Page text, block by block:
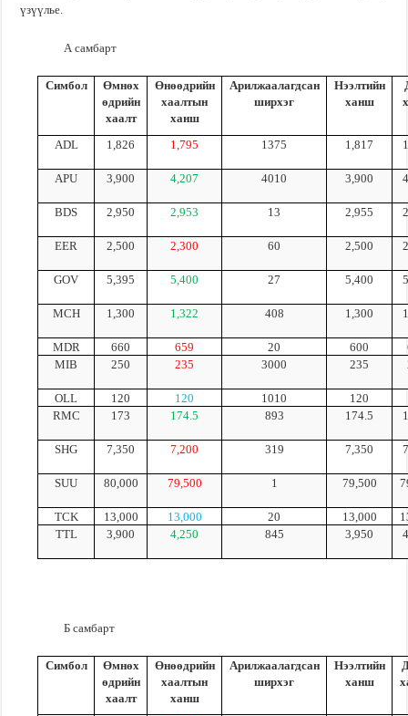
үзүүлье.
А самбарт
Симбол
Өмнөх
өдрийн
хаалт
Өнөөдрийн
хаалтын
ханш
Арилжаалагдсан
ширхэг
Нээлтийн
ханш
ADL 1 ,826 1,795 1375 1,817
APU 3,900 4,207 4010 3,900
BDS 2,950 2,953 13 2,955
EER 2,500 2,300 60 2,500
GOV 5 ,395 5,400 27 5,400
MCH 1,300 1,322 408 1,300
MDR 660 659 20 600
MIB
250 235 3000 235
OLL 120 120 1010 120
RMC
173 174.5 893 174.5
SHG 7,350 7,200 319 7,350
SUU 80,000 79,500 1 79,500
TCK 13,000 13,000 20 13,000
TTL
3,900 4,250 845 3,950
Б самбарт
Симбол
Өмнөх
өдрийн
хаалт
Өнөөдрийн
хаалтын
ханш
Арилжаалагдсан
ширхэг
Нээлтийн
ханш